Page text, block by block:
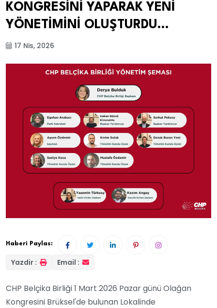
KONGRESİNİ YAPARAK YENİ
YÖNETİMİNİ OLUŞTURDU...
17 Nis, 2026
Haberi Paylas:
Yazdir : Email :
CHP Belçika Birliği 1 Mart 2026 Pazar günü Olağan
Kongresini Brüksel'de bulunan Lokalinde